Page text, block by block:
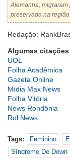
Alemanha, migraram
preservada na região.
Redação:
Algumas
UOL
Folha Acadêmica
Gazeta Online
Mídia Max News
Folha Vitória
News Rondônia
Rol News
Tags: Feminino
Síndrome De Down